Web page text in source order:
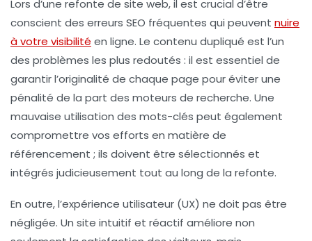
Lors d’une refonte de site web, il est crucial d’être
conscient des erreurs SEO fréquentes qui peuvent nuire
à votre visibilité en ligne. Le contenu dupliqué est l’un
des problèmes les plus redoutés : il est essentiel de
garantir l’originalité de chaque page pour éviter une
pénalité de la part des moteurs de recherche. Une
mauvaise utilisation des mots-clés peut également
compromettre vos efforts en matière de
référencement ; ils doivent être sélectionnés et
intégrés judicieusement tout au long de la refonte.
En outre, l’expérience utilisateur (UX) ne doit pas être
négligée. Un site intuitif et réactif améliore non